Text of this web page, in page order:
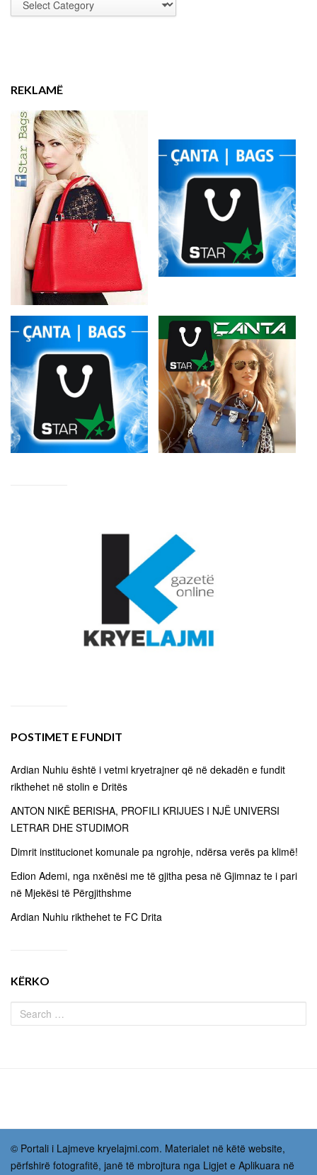
REKLAMË
POSTIMET E FUNDIT
Ardian Nuhiu është i vetmi kryetrajner që në dekadën e fundit
rikthehet në stolin e Dritës
ANTON NIKË BERISHA, PROFILI KRIJUES I NJË UNIVERSI
LETRAR DHE STUDIMOR
Dimrit institucionet komunale pa ngrohje, ndërsa verës pa klimë!
Edion Ademi, nga nxënësi me të gjitha pesa në Gjimnaz te i pari
në Mjekësi të Përgjithshme
Ardian Nuhiu rikthehet te FC Drita
KËRKO
© Portali i Lajmeve kryelajmi.com. Materialet në këtë website,
përfshirë fotografitë, janë të mbrojtura nga Ligjet e Aplikuara në